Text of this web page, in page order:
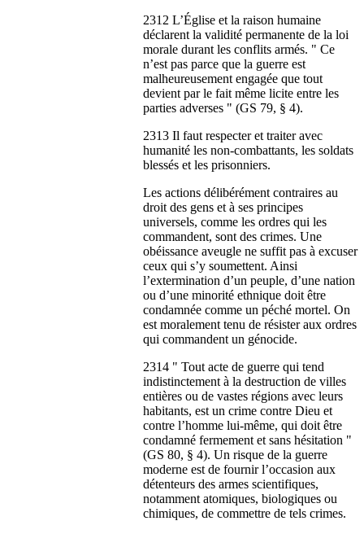
2312 L’Église et la raison humaine
déclarent la validité permanente de la loi
morale durant les conflits armés. " Ce
n’est pas parce que la guerre est
malheureusement engagée que tout
devient par le fait même licite entre les
parties adverses " (GS 79, § 4).
2313 Il faut respecter et traiter avec
humanité les non-combattants, les soldats
blessés et les prisonniers.
Les actions délibérément contraires au
droit des gens et à ses principes
universels, comme les ordres qui les
commandent, sont des crimes. Une
obéissance aveugle ne suffit pas à excuser
ceux qui s’y soumettent. Ainsi
l’extermination d’un peuple, d’une nation
ou d’une minorité ethnique doit être
condamnée comme un péché mortel. On
est moralement tenu de résister aux ordres
qui commandent un génocide.
2314 " Tout acte de guerre qui tend
indistinctement à la destruction de villes
entières ou de vastes régions avec leurs
habitants, est un crime contre Dieu et
contre l’homme lui-même, qui doit être
condamné fermement et sans hésitation "
(GS 80, § 4). Un risque de la guerre
moderne est de fournir l’occasion aux
détenteurs des armes scientifiques,
notamment atomiques, biologiques ou
chimiques, de commettre de tels crimes.